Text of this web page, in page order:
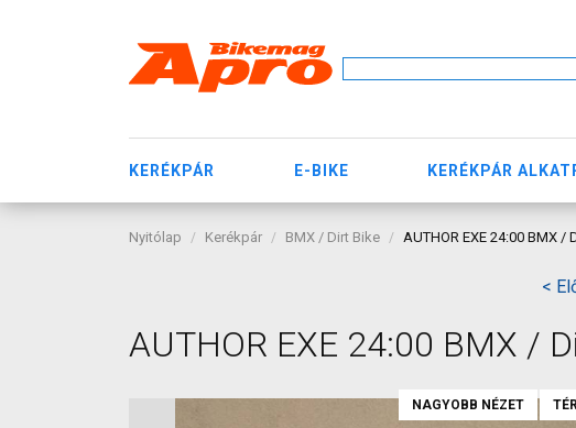
KERÉKPÁR E-BIKE KERÉKPÁR
Nyitólap Kerékpár BMX / Dirt Bike AUTHOR EXE 24:00 BMX /
<
AUTHOR EXE 24:00 BMX /
NAGYOBB NÉZET